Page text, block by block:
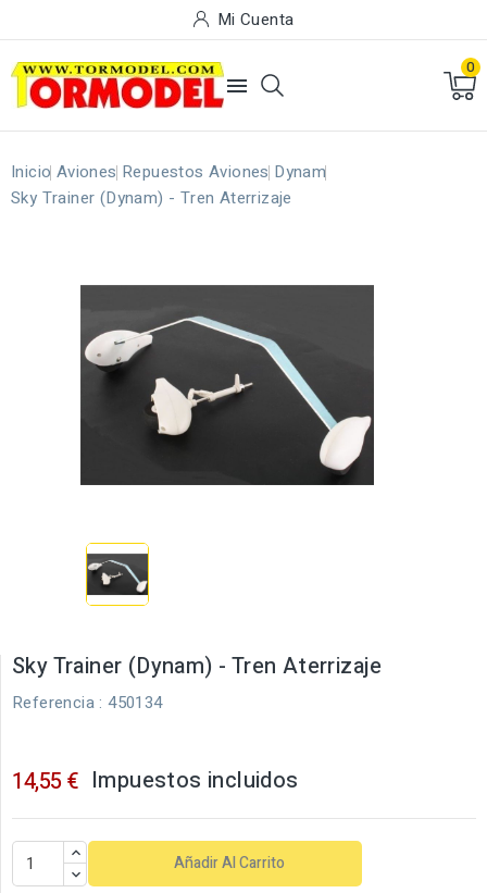
Mi Cuenta

0
Inicio Aviones Repuestos Aviones Dynam
Sky Trainer (Dynam) - Tren Aterrizaje
Sky Trainer (Dynam) - Tren Aterrizaje
Referencia : 450134
14,55 € Impuestos incluidos
Añadir Al Carrito